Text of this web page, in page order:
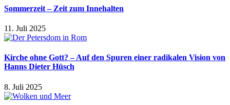
Sommerzeit – Zeit zum Innehalten
11. Juli 2025
Kirche ohne Gott? – Auf den Spuren einer radikalen Vision von
Hanns Dieter Hüsch
8. Juli 2025